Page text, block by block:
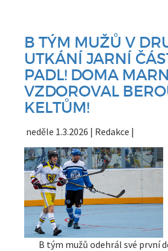
B TÝM MUŽŮ V
UTKÁNÍ JARNÍ
PADL! DOMA
VZDOROVAL
KELTŮM!
neděle 1.3.2026 | Redakce |
B tým mužů odehrál své první